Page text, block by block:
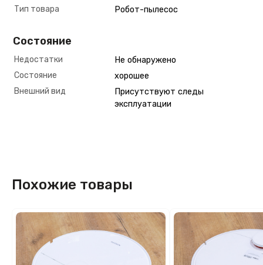
Тип товара
Робот-пылесос
Состояние
Недостатки
Не обнаружено
Состояние
хорошее
Внешний вид
Присутствуют следы
эксплуатации
Похожие товары